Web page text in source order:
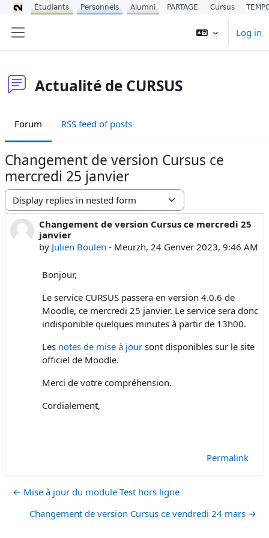
Log in
Actualité de CURSUS
Forum RSS feed of posts
Changement de version Cursus ce
mercredi 25 janvier
Display mode
Changement de version Cursus ce mercredi 25
janvier
by Julien Boulen - Meurzh, 24 Genver 2023, 9:46 AM
Number of replies: 0
Bonjour,
Le service CURSUS passera en version 4.0.6 de
Moodle, ce mercredi 25 janvier. Le service sera donc
indisponible quelques minutes à partir de 13h00.
Les notes de mise à jour sont disponibles sur le site
officiel de Moodle.
Merci de votre compréhension.
Cordialement,
Permalink
← Mise à jour du module Test hors ligne
Changement de version Cursus ce vendredi 24 mars →
Étudiants Personnels Alumni PARTAGE Cursus